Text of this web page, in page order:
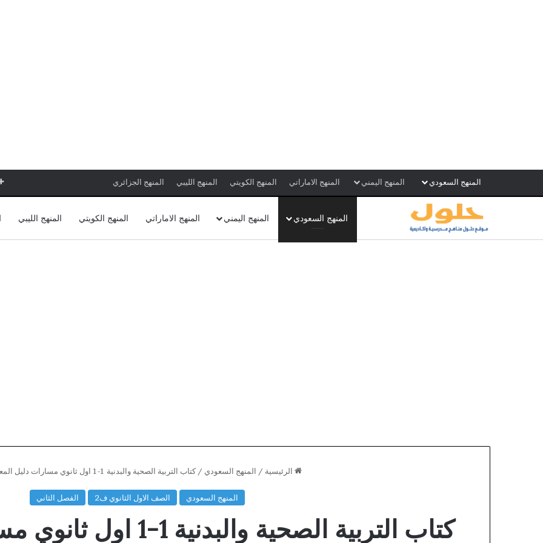
المنهج السعودي المنهج اليمني المنهج الاماراتي المنهج الكويتي المنهج الليبي المنهج الجزائري
المنهج السعودي المنهج اليمني المنهج الاماراتي المنهج الكويتي المنهج الليبي
الرئيسية / المنهج السعودي / كتاب التربية الصحية والبدنية 1-1 اول ثانوي مسارات دليل المعلم 1447
المنهج السعودي الصف الاول الثانوي ف2 الفصل الثاني
كتاب التربية الصحية